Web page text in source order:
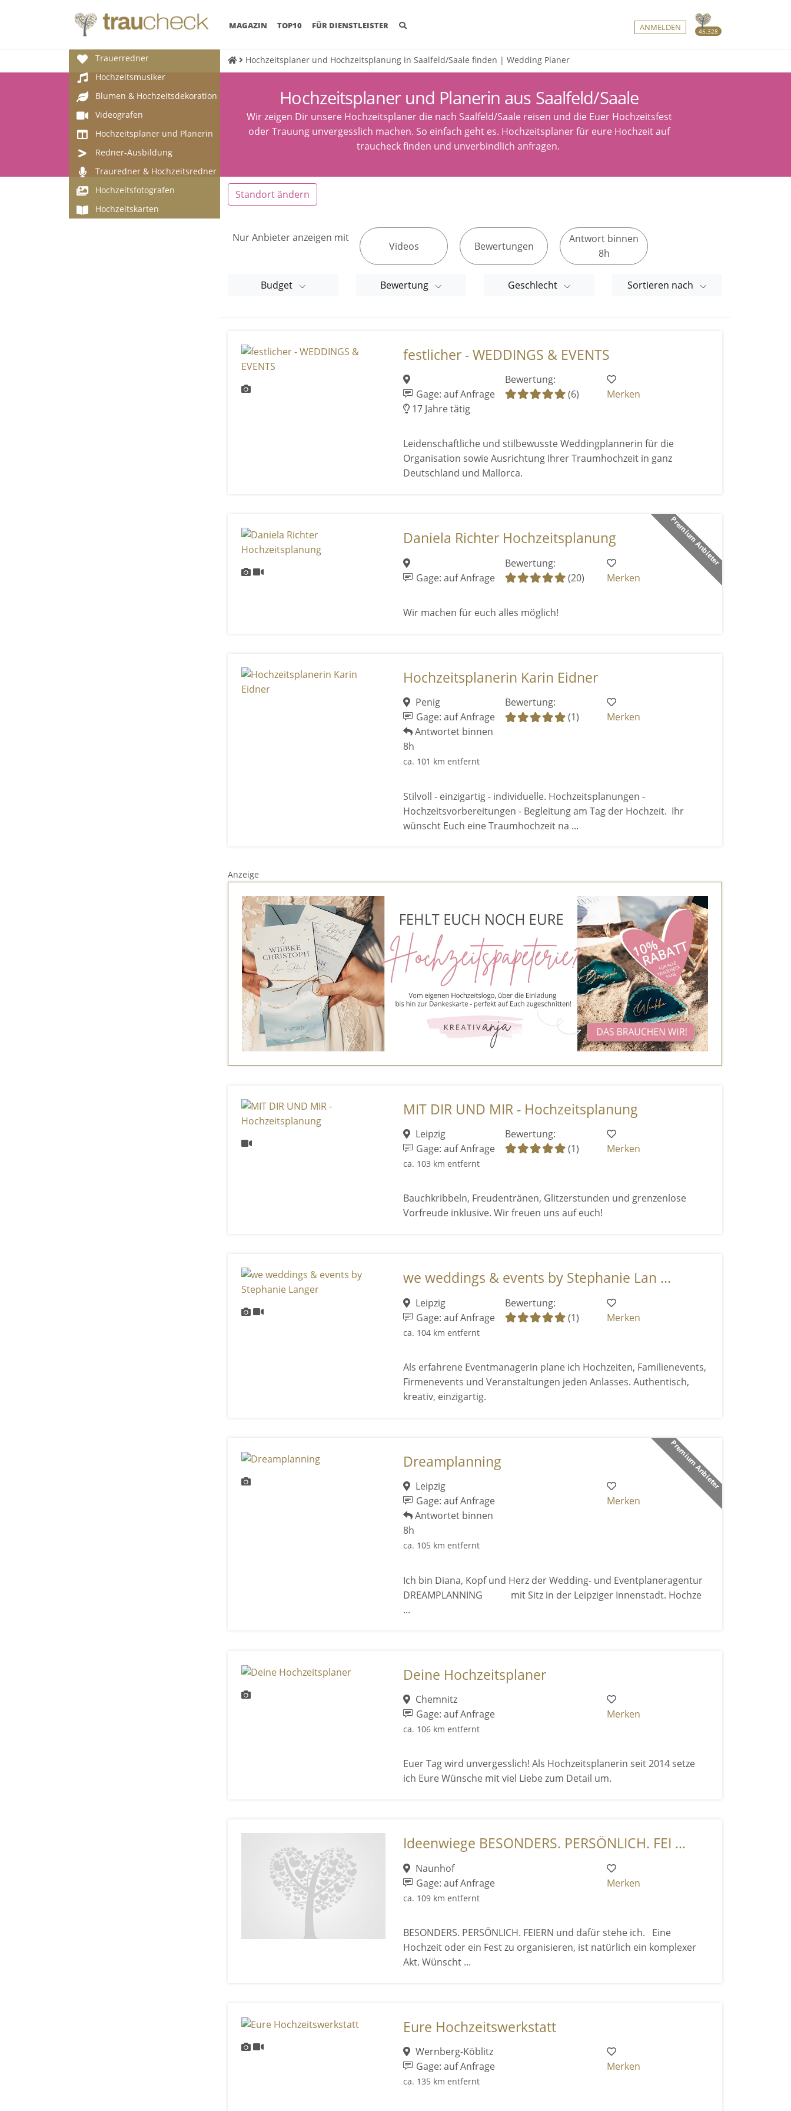
45.328
MAGAZIN (CURRENT)
TOP10 FÜR DIENSTLEISTER ANMELDEN
Trauerredner
Hochzeitsmusiker
Blumen & Hochzeitsdekoration
Videografen
Hochzeitsplaner und Planerin
Redner-Ausbildung
Trauredner & Hochzeitsredner
Hochzeitsfotografen
Hochzeitskarten
Hochzeitsplaner und Hochzeitsplanung in Saalfeld/Saale finden | Wedding Planer
Hochzeitsplaner und Planerin aus Saalfeld/Saale
Wir zeigen Dir unsere Hochzeitsplaner die nach Saalfeld/Saale reisen und die Euer Hochzeitsfest
oder Trauung unvergesslich machen. So einfach geht es. Hochzeitsplaner für eure Hochzeit auf
traucheck finden und unverbindlich anfragen.
Standort ändern
Nur Anbieter anzeigen mit
Videos Bewertungen
Antwort binnen
8h
Budget Bewertung Geschlecht Sortieren nach
festlicher - WEDDINGS & EVENTS
Gage: auf Anfrage
17 Jahre tätig
Bewertung:
(6)
Merken
Leidenschaftliche und stilbewusste Weddingplannerin für die
Organisation sowie Ausrichtung Ihrer Traumhochzeit in ganz
Deutschland und Mallorca.
Premium Anbieter
Daniela Richter Hochzeitsplanung
Gage: auf Anfrage
Bewertung:
(20)
Merken
Wir machen für euch alles möglich!
Hochzeitsplanerin Karin Eidner
Penig
Gage: auf Anfrage
Antwortet binnen
8h
ca. 101 km entfernt
Bewertung:
(1)
Merken
Stilvoll - einzigartig - individuelle. Hochzeitsplanungen -
Hochzeitsvorbereitungen - Begleitung am Tag der Hochzeit. Ihr
wünscht Euch eine Traumhochzeit na ...
Anzeige
MIT DIR UND MIR - Hochzeitsplanung
Leipzig
Gage: auf Anfrage
ca. 103 km entfernt
Bewertung:
(1)
Merken
Bauchkribbeln, Freudentränen, Glitzerstunden und grenzenlose
Vorfreude inklusive. Wir freuen uns auf euch!
we weddings & events by Stephanie Lan ...
Leipzig
Gage: auf Anfrage
ca. 104 km entfernt
Bewertung:
(1)
Merken
Als erfahrene Eventmanagerin plane ich Hochzeiten, Familienevents,
Firmenevents und Veranstaltungen jeden Anlasses. Authentisch,
kreativ, einzigartig.
Premium Anbieter
Dreamplanning
Leipzig
Gage: auf Anfrage
Antwortet binnen
8h
ca. 105 km entfernt
Merken
Ich bin Diana, Kopf und Herz der Wedding- und Eventplaneragentur
DREAMPLANNING mit Sitz in der Leipziger Innenstadt. Hochze
...
Deine Hochzeitsplaner
Chemnitz
Gage: auf Anfrage
ca. 106 km entfernt
Merken
Euer Tag wird unvergesslich! Als Hochzeitsplanerin seit 2014 setze
ich Eure Wünsche mit viel Liebe zum Detail um.
Ideenwiege BESONDERS. PERSÖNLICH. FEI ...
Naunhof
Gage: auf Anfrage
ca. 109 km entfernt
Merken
BESONDERS. PERSÖNLICH. FEIERN und dafür stehe ich. Eine
Hochzeit oder ein Fest zu organisieren, ist natürlich ein komplexer
Akt. Wünscht ...
Eure Hochzeitswerkstatt
Wernberg-Köblitz
Gage: auf Anfrage
ca. 135 km entfernt
Merken